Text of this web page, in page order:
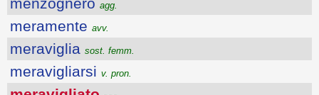
agg.
meramente avv.
meraviglia sost. femm.
meravigliarsi v. pron.